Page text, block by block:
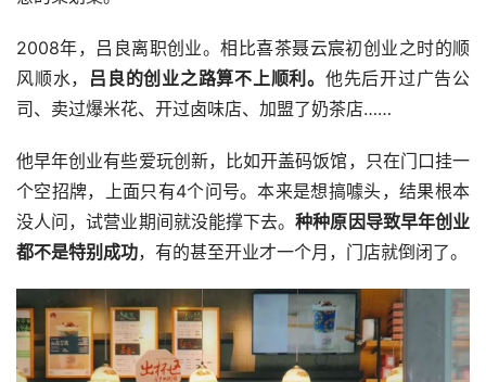
2008年，吕良离职创业。相比喜茶聂云宸初创业之时的顺
风顺水， 吕良的创业之路算不上顺利。 他先后开过广告公
司、卖过爆米花、开过卤味店、加盟了奶茶店……
他早年创业有些爱玩创新，比如开盖码饭馆，只在门口挂一
个空招牌，上面只有4个问号。本来是想搞噱头，结果根本
没人问，试营业期间就没能撑下去。种种原因导致早年创业
都不是特别成功，有的甚至开业才一个月，门店就倒闭了。